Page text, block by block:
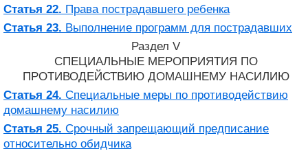
Статья 22. Права пострадавшего ребенка
Статья 23. Выполнение программ для пострадавших
Раздел V
СПЕЦИАЛЬНЫЕ МЕРОПРИЯТИЯ ПО
ПРОТИВОДЕЙСТВИЮ ДОМАШНЕМУ НАСИЛИЮ
Статья 24. Специальные меры по противодействию
домашнему насилию
Статья 25. Срочный запрещающий предписание
относительно обидчика